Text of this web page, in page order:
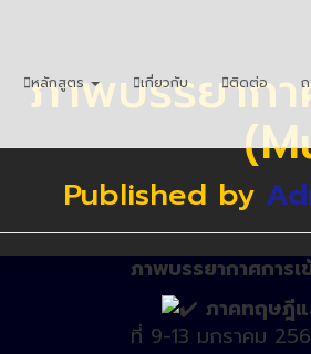
หลักสูตร เกี่ยวกับ ติดต่อ
ภาพบรรยาก
Published by
ภาพบรรยากาศการ
ภาคทฤษฎี
ที่ 9-13 มกราคม